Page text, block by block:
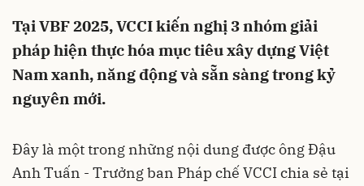
Tại VBF 2025, VCCI kiến nghị 3 nhóm giải
pháp hiện thực hóa mục tiêu xây dựng Việt
Nam xanh, năng động và sẵn sàng trong kỷ
nguyên mới.
Đây là một trong những nội dung được ông Đậu
Anh Tuấn - Trưởng ban Pháp chế VCCI chia sẻ tại
Hủy